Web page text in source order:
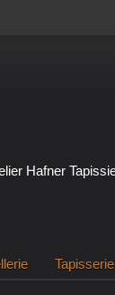
Tapisserie